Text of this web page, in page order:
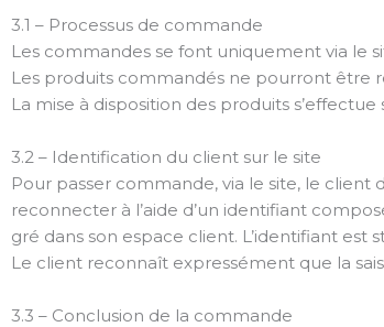
3.1 – Processus de commande
Les commandes se font uniquement via le
Les produits commandés ne pourront être
La mise à disposition des produits
3.2 – Identification du client sur le site
Pour passer commande, via le site, le
reconnecter à l’aide d’un identifiant
gré dans son espace client. L’identifiant
Le client reconnaît expressément que la
3.3 – Conclusion de la commande